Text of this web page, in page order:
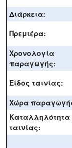
Διάρκεια:
Πρεμιέρα:
Χρονολογία
παραγωγής:
Είδος ταινίας:
Χώρα
Καταλληλότητα
ταινίας: